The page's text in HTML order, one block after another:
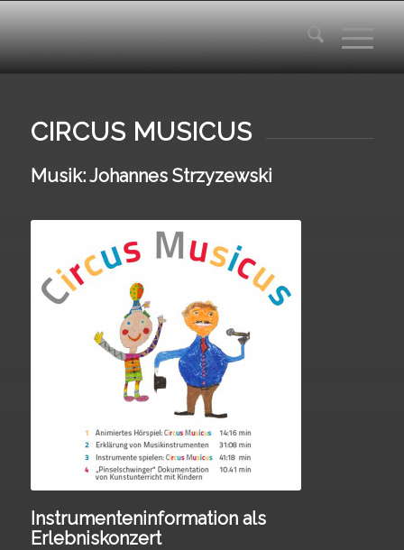
CIRCUS MUSICUS
Musik: Johannes Strzyzewski
Instrumenteninformation als
Erlebniskonzert